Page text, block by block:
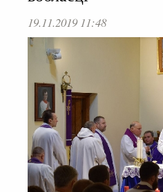
19.11.2019 11:48